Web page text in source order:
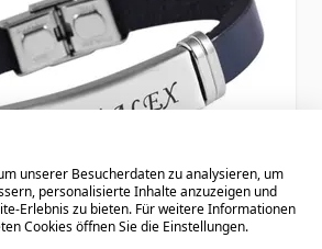
unserer Besucherdaten zu analysieren, um
personalisierte Inhalte anzuzeigen und
Erlebnis zu bieten. Für weitere Informationen
Cookies öffnen Sie die Einstellungen.